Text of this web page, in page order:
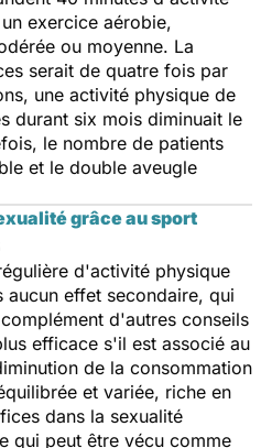
exercice aérobie,
ou moyenne. La
serait de quatre fois par
une activité physique de
durant six mois diminuait le
le nombre de patients
et le double aveugle
grâce au sport
d'activité physique
effet secondaire, qui
d'autres conseils
efficace s'il est associé au
de la consommation
et variée, riche en
dans la sexualité
qui peut être vécu comme